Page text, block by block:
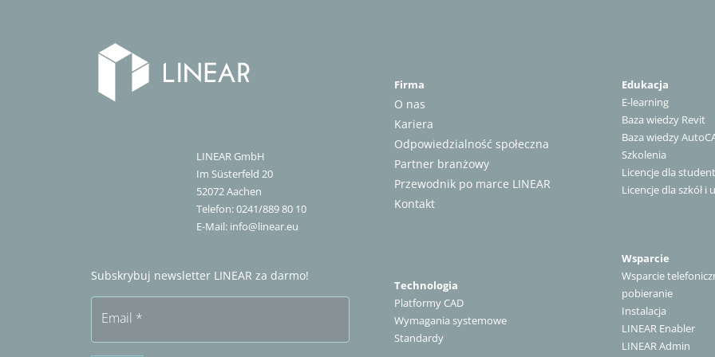
LINEAR GmbH
Im Süsterfeld 20
52072Aachen
Telefon:0241/889 80 10
E-Mail: info@linear.eu
Subskrybuj newsletter LINEAR za darmo!
Email *
Firma
O nas
Kariera
Odpowiedzialność społeczna
Partner branżowy
Przewodnik po marce LINEAR
Kontakt
Technologia
Platformy CAD
Wymagania systemowe
Standardy
Edukacja
E-learning
Baza wiedzy Revit
Baza wiedzy
Szkolenia
Licencje dla
Licencje dla szkół i
Wsparcie
Wsparcie
pobieranie
Instalacja
LINEAR Enabler
LINEAR Admin